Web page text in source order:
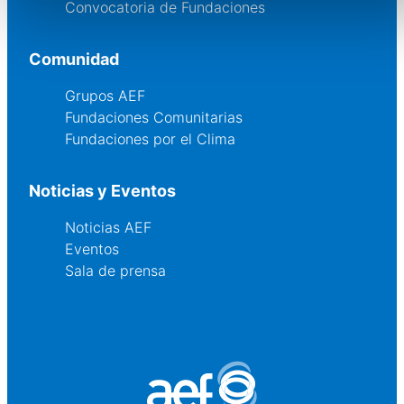
Convocatoria de Fundaciones
Comunidad
Grupos AEF
Fundaciones Comunitarias
Fundaciones por el Clima
Noticias y Eventos
Noticias AEF
Eventos
Sala de prensa